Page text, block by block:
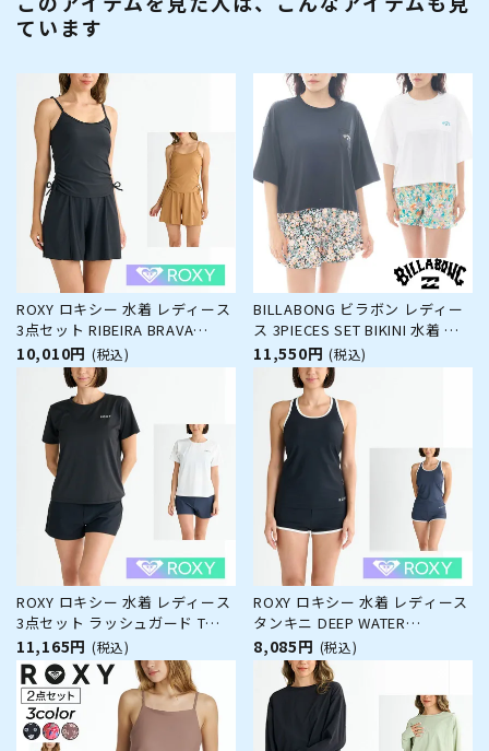
ています
ROXY ロキシー 水着 レディース
3点セット RIBEIRA BRAVA
BEACH RSW251008 タンクトッ
プ ボトムス キュロット型 サー
フパンツ セットアップ サーフ
サーフィン ブランド
10,010円 (税込)
BILLABONG ビラボン レディー
ス 3PIECES SET BIKINI 水着 半
袖Tシャツ サーフショーツ クロ
ップドタンクの3点セット 花柄
11,550円 (税込)
ROXY ロキシー 水着 レディース
3点セット ラッシュガード Tシ
ャツ ブラトップ サーフパンツ
ROXY STEP RSW251002 ラッシ
ュT スポーツブラ ボードショー
ツ セットアップ ウェットスーツ
インナー サーフ サーフィン
11,165円 (税込)
ROXY ロキシー 水着 レディース
タンキニ DEEP WATER
RSW251001 ラッシュガード サ
ーフパンツ セットアップ ウェッ
トスーツ インナー タンクトップ
ボードショーツ サーフ サーフィ
ン ブランド
8,085円 (税込)